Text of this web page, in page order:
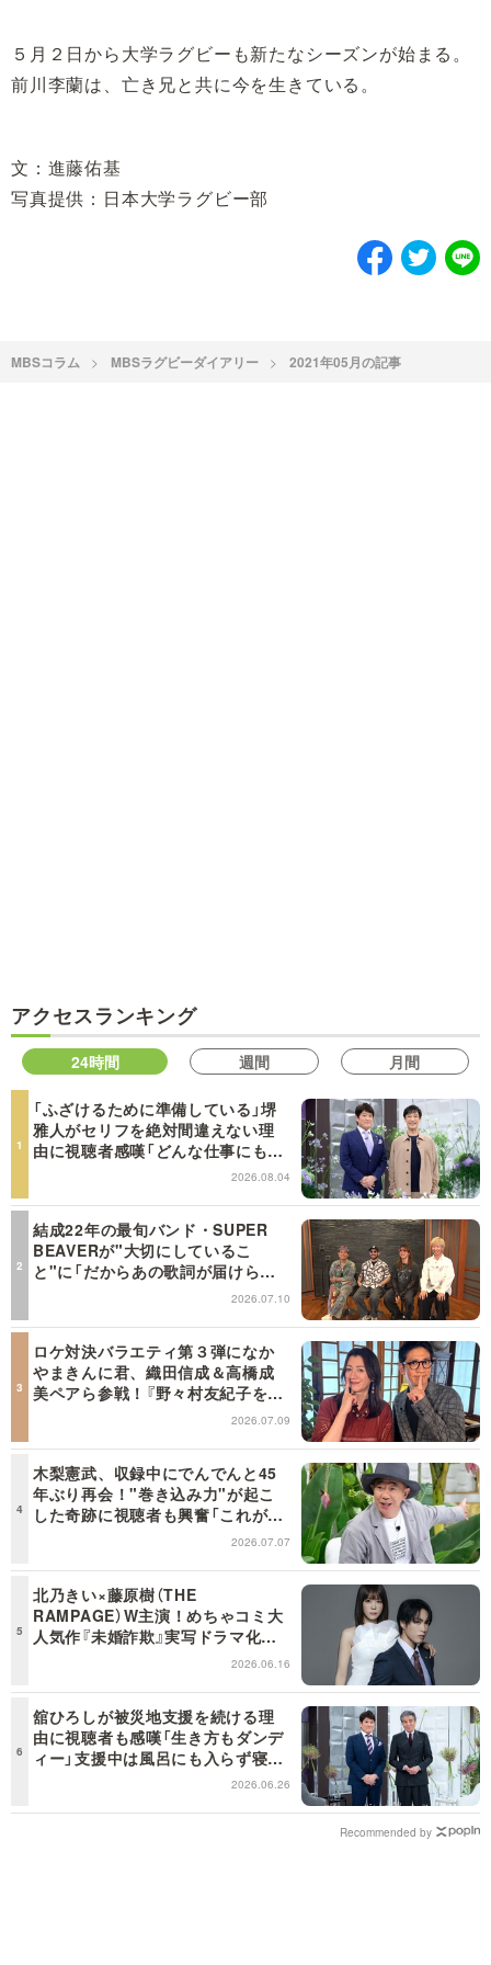
５月２日から大学ラグビーも新たなシーズンが始まる。
前川李蘭は、亡き兄と共に今を生きている。
文：進藤佑基
写真提供：日本大学ラグビー部
MBSコラム MBSラグビーダイアリー 2021年05月の記事
アクセスランキング
24時間 週間 月間
「ふざけるために準備している」堺
雅人がセリフを絶対間違えない理
由に視聴者感嘆「どんな仕事にも当
てはまる」【日曜日の初耳学】2026.08.04
結成22年の最旬バンド・SUPER
BEAVERが"大切にしているこ
と"に「だからあの歌詞が届けられ
るんだ」共感の声＜日曜日の初耳学
2026.07.10
ロケ対決バラエティ第３弾になか
やまきんに君、織田信成＆高橋成
美ペアら参戦！『野々村友紀子を黙
らせろ！』１２日（日）昼に放送！
2026.07.09
木梨憲武、収録中にでんでんと45
年ぶり再会！"巻き込み力"が起こ
した奇跡に視聴者も興奮「これがテ
レビの面白さだよね！」＜日曜日の
2026.07.07
北乃きい×藤原樹（THE
RAMPAGE）W主演！めちゃコミ大
人気作『未婚詐欺』実写ドラマ化決
2026.06.16
舘ひろしが被災地支援を続ける理
由に視聴者も感嘆「生き方もダンデ
ィー」支援中は風呂にも入らず寝袋
で寝泊まり【日曜日の初耳学】2026.06.26
Recommended by